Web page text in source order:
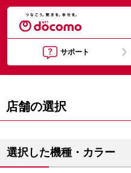
サポート
店舗の選択
選択した機種・カラー